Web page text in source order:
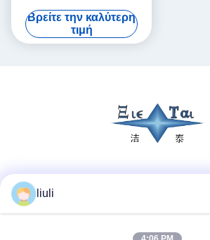
Smart Υπερήχων
Καθαριστής
Βρείτε την καλύτερη
τιμή
liuli